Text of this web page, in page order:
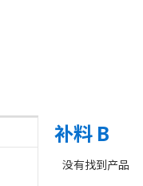
补料 B
没有找到产品